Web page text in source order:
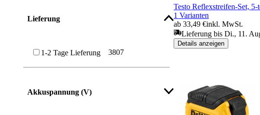
Lieferung
1-2 Tage Lieferung 3807
Akkuspannung (V)
Testo Reflexstreifen-Set, 5-
1 Varianten
ab 33,49 €inkl. MwSt.
Lieferung bis Di., 11.
Details anzeigen